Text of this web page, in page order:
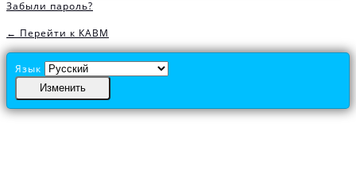
Забыли пароль?
← Перейти к КАВМ
Язык